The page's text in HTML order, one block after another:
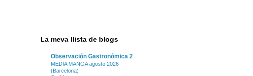
La meva llista de blogs
Observación Gastronómica 2
MEDIA MANGA agosto 2026
(Barcelona)